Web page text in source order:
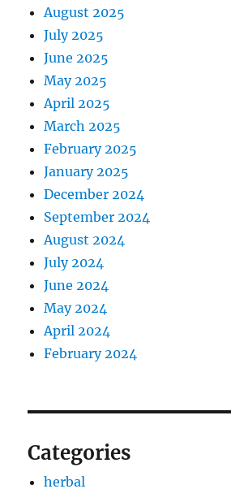
August 2025
July 2025
June 2025
May 2025
April 2025
March 2025
February 2025
January 2025
December 2024
September 2024
August 2024
July 2024
June 2024
May 2024
April 2024
February 2024
Categories
herbal